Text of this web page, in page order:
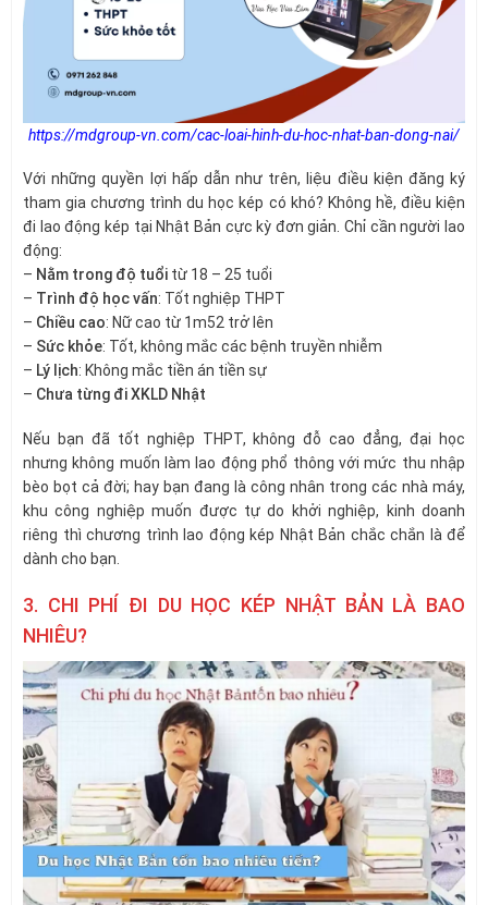
https://mdgroup-vn.com/cac-loai-hinh-du-hoc-nhat-ban-dong-nai/
Với những quyền lợi hấp dẫn như trên, liệu điều kiện đăng ký
tham gia chương trình du học kép có khó? Không hề, điều kiện
đi lao động kép tại Nhật Bản cực kỳ đơn giản. Chỉ cần người lao
động:
– Nằm trong độ tuổi từ 18 – 25 tuổi
– Trình độ học vấn: Tốt nghiệp THPT
– Chiều cao: Nữ cao từ 1m52 trở lên
– Sức khỏe: Tốt, không mắc các bệnh truyền nhiễm
– Lý lịch: Không mắc tiền án tiền sự
– Chưa từng đi XKLD Nhật
Nếu bạn đã tốt nghiệp THPT, không đỗ cao đẳng, đại học
nhưng không muốn làm lao động phổ thông với mức thu nhập
bèo bọt cả đời; hay bạn đang là công nhân trong các nhà máy,
khu công nghiệp muốn được tự do khởi nghiệp, kinh doanh
riêng thì chương trình lao động kép Nhật Bản chắc chắn là để
dành cho bạn.
3. CHI PHÍ ĐI DU HỌC KÉP NHẬT BẢN LÀ BAO
NHIÊU?